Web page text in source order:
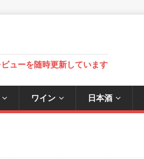
ューを随時更新しています
ワイン 日本酒